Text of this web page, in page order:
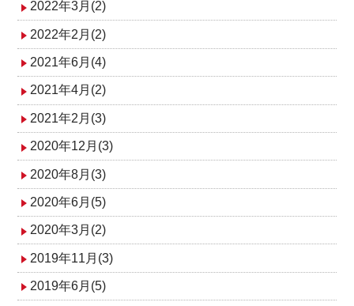
2022年3月(2)
2022年2月(2)
2021年6月(4)
2021年4月(2)
2021年2月(3)
2020年12月(3)
2020年8月(3)
2020年6月(5)
2020年3月(2)
2019年11月(3)
2019年6月(5)